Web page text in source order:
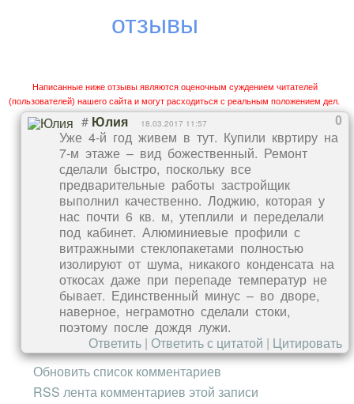
клумбы, высажены деревья и кустарники. На
кафе, магазины и другие объекты. Окружают
новостройку санатории «Фазотрон», «Октябрьский»,
«Ставрополье», медицинскими учреждениями
которых могут воспользоваться резиденты комплекса.
В пешей доступности школа, 2 детских сада,
сервисные службы гостиницы «Онтарио». Дорога к
обустроенным пляжам займет не более 10 минут.
Стоимость квартир в ЖК «Ассоль» отражают
оптимальное соотношение цена/качество. При
покупке от застройщика предусмотрены скидки при
единовременном 100% расчете, ипотечные кредиты, в
том числе, и военной, зачет средств материнского
капитала.
отзывы
Написанные ниже отзывы являются оценочным суждением читателей
(пользователей) нашего сайта и могут расходиться с реальным положением дел.
0
# Юлия 18.03.2017 11:57
Уже 4-й год живем в тут. Купили квртиру на
7-м этаже – вид божественный. Ремонт
сделали быстро, поскольку все
предварительные работы застройщик
выполнил качественно. Лоджию, которая у
нас почти 6 кв. м, утеплили и переделали
под кабинет. Алюминиевые профили с
витражными стеклопакетами полностью
изолируют от шума, никакого конденсата на
откосах даже при перепаде температур не
бывает. Единственный минус – во дворе,
наверное, неграмотно сделали стоки,
поэтому после дождя лужи.
Ответить | Ответить с цитатой | Цитировать
Обновить список комментариев
RSS лента комментариев этой записи